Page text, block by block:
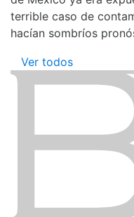
terrible caso de
hacían sombríos
Ver todos